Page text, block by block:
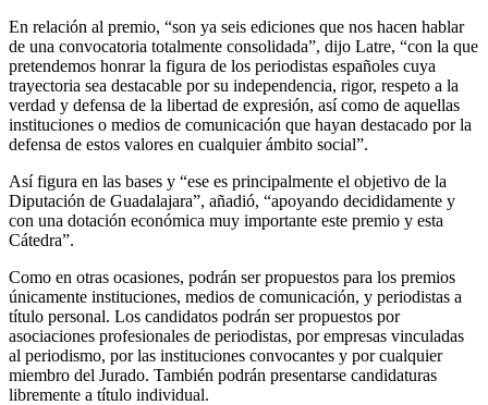
En relación al premio, “son ya seis ediciones que nos hacen hablar
de una convocatoria totalmente consolidada”, dijo Latre, “con la que
pretendemos honrar la figura de los periodistas españoles cuya
trayectoria sea destacable por su independencia, rigor, respeto a la
verdad y defensa de la libertad de expresión, así como de aquellas
instituciones o medios de comunicación que hayan destacado por la
defensa de estos valores en cualquier ámbito social”.
Así figura en las bases y “ese es principalmente el objetivo de la
Diputación de Guadalajara”, añadió, “apoyando decididamente y
con una dotación económica muy importante este premio y esta
Cátedra”.
Como en otras ocasiones, podrán ser propuestos para los premios
únicamente instituciones, medios de comunicación, y periodistas a
título personal. Los candidatos podrán ser propuestos por
asociaciones profesionales de periodistas, por empresas vinculadas
al periodismo, por las instituciones convocantes y por cualquier
miembro del Jurado. También podrán presentarse candidaturas
libremente a título individual.